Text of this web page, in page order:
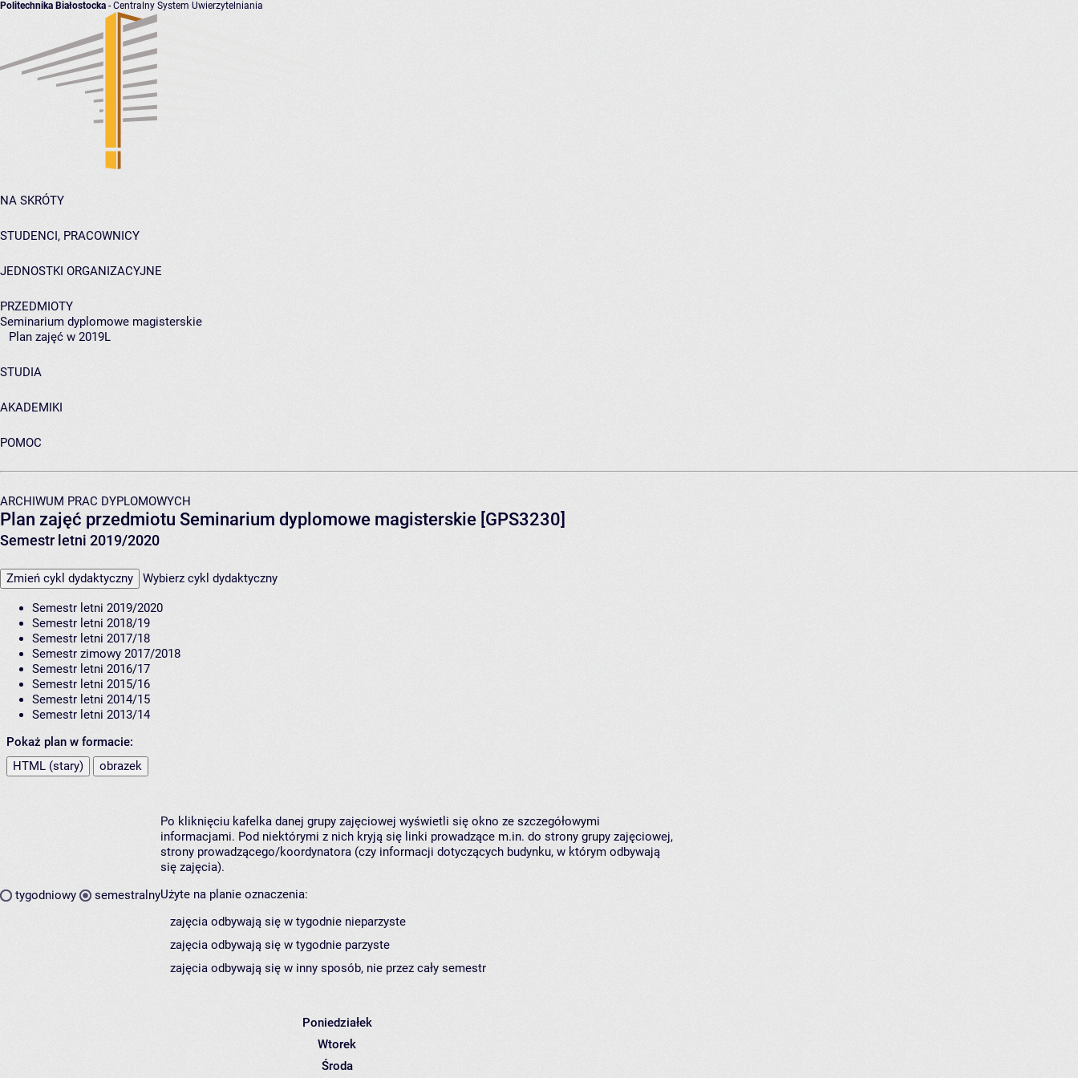
Politechnika Białostocka - Centralny System Uwierzytelniania
NA SKRÓTY
STUDENCI, PRACOWNICY
JEDNOSTKI ORGANIZACYJNE
PRZEDMIOTY
Seminarium dyplomowe magisterskie
Plan zajęć w 2019L
STUDIA
AKADEMIKI
POMOC
ARCHIWUM PRAC DYPLOMOWYCH
Plan zajęć przedmiotu Seminarium dyplomowe magisterskie [GPS3230]
Semestr letni 2019/2020
Zmień cykl dydaktyczny Wybierz cykl dydaktyczny
Semestr letni 2019/2020
Semestr letni 2018/19
Semestr letni 2017/18
Semestr zimowy 2017/2018
Semestr letni 2016/17
Semestr letni 2015/16
Semestr letni 2014/15
Semestr letni 2013/14
Pokaż plan w formacie:
HTML (stary)
obrazek
tygodniowy semestralny
Po kliknięciu kafelka danej grupy zajęciowej wyświetli się okno ze szczegółowymi
informacjami. Pod niektórymi z nich kryją się linki prowadzące m.in. do strony grupy zajęciowej,
strony prowadzącego/koordynatora (czy informacji dotyczących budynku, w którym odbywają
się zajęcia).
Użyte na planie oznaczenia:
zajęcia odbywają się w tygodnie nieparzyste
zajęcia odbywają się w tygodnie parzyste
zajęcia odbywają się w inny sposób, nie przez cały semestr
Poniedziałek
Wtorek
Środa